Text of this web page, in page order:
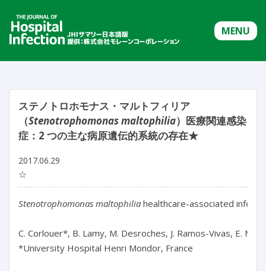
MENU
ステノトロホモナス・マルトフィリア
（Stenotrophomonas maltophilia）医療関連感染
症：2 つの主な病原遺伝的系統の存在★
2017.06.29
☆
Stenotrophomonas maltophilia healthcare-associated
C. Corlouer*, B. Lamy, M. Desroches, J. Ramos-Vivas, E.
*University Hospital Henri Mondor, France